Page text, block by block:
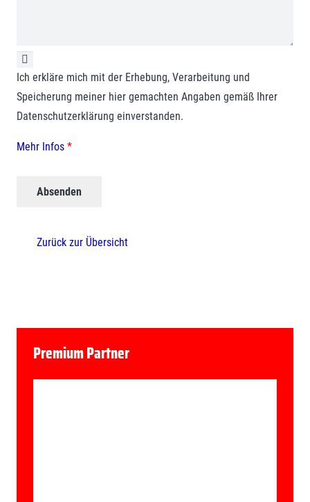
Ich erkläre mich mit der Erhebung, Verarbeitung und
Speicherung meiner hier gemachten Angaben gemäß Ihrer
Datenschutzerklärung einverstanden.
Mehr Infos *
Zurück zur Übersicht
Premium Partner